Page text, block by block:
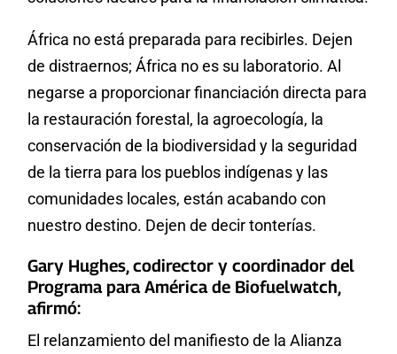
África no está preparada para recibirles. Dejen
de distraernos; África no es su laboratorio. Al
negarse a proporcionar financiación directa para
la restauración forestal, la agroecología, la
conservación de la biodiversidad y la seguridad
de la tierra para los pueblos indígenas y las
comunidades locales, están acabando con
nuestro destino. Dejen de decir tonterías.
Gary Hughes, codirector y coordinador del
Programa para América de Biofuelwatch,
afirmó:
El relanzamiento del manifiesto de la Alianza